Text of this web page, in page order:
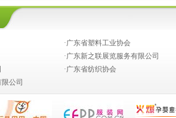
家政”4个家政人才培养与评价专业委员会，合力推动
婴童协会零售连锁分会第二届三次理事会取得圆满
动 守护宝宝口粮，为爱逆行
选店”在国家市场监督管理总局会议期间授牌及首批
售连锁分会换届大会 及就职典礼交流晚宴成功举办
·广东省塑料工业协会
·广东新之联展览服务有限公司
·广东省纺织协会
公司